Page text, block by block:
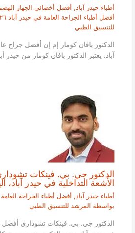
أطباء حيدر آباد , أفضل أخصائي الجهاز الهضمي
أفضل أطباء الجراحة العامة في حيدر أباد ٢٠٢٦
للتنسيق الطبي
الدكتور بافان كومار إم إن أفضل جراح
آباد. يعتبر الدكتور بافان كومار من
الدكتور جي. بي. فينكات
الأشعة التداخلية في حيدر آباد،
أطباء حيدر آباد, أفضل أطباء الجراحة العامة
بواسطة المرشد للتنسيق الطبي
الدكتور جي. بي. فينكات تشوداري أفضل